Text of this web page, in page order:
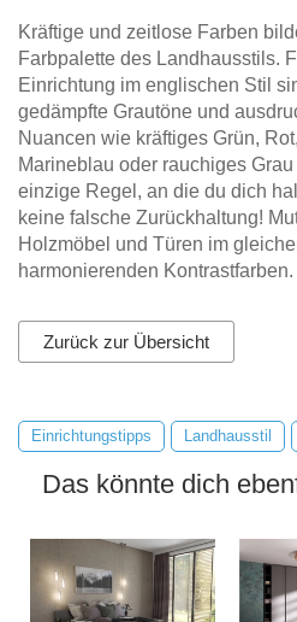
Kräftige und zeitlose Farben
Farbpalette des Landhausstils.
Einrichtung im englischen Stil
gedämpfte Grautöne und
Nuancen wie kräftiges Grün,
Marineblau oder rauchiges
einzige Regel, an die du dich
keine falsche Zurückhaltung!
Holzmöbel und Türen im
harmonierenden Kontrastfarben.
Zurück zur Übersicht
Einrichtungstipps Landhausstil
Das könnte dich